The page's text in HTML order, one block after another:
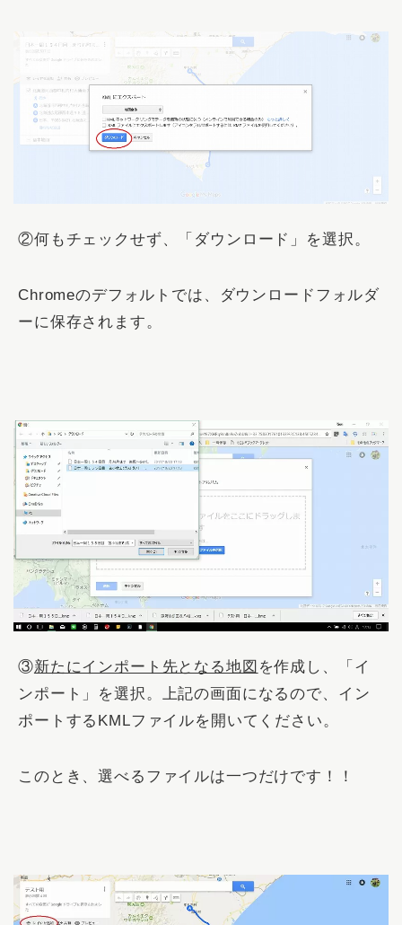
②何もチェックせず、「 ダウンロード 」を選択。
Chromeのデフォルトでは、ダウンロードフォルダ
ーに保存されます。
③新たにインポート先となる地図 を作成し、「 イ
ンポート 」を選択。上記の画面になるので、イン
ポートするKMLファイルを開いてください。
このとき、選べるファイルは一つだけです！！